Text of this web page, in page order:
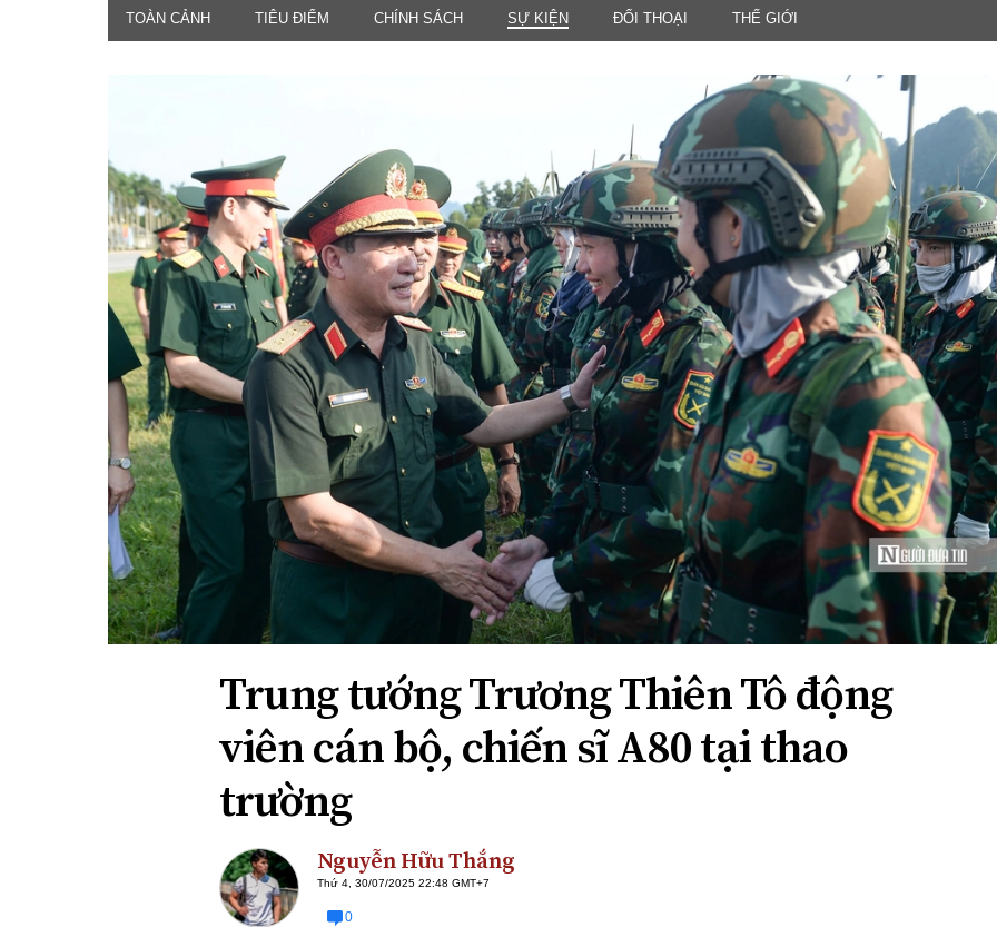
TOÀN CẢNH
Đối thoại
Thế giới
PHÁP LUẬT
Tiếng nói công dân
An ninh - Hình sự
KINH TẾ
Tài chính - Ngân
hàng
Kinh tế vĩ mô
Hồ sơ doanh
nghiệp
Xu hướng thị
trường
Tiêu dùng và dư
luận
Công nghệ
Văn hoá
Môi
Giao
ĐA CHIỀU
Quan điểm
Xi nhan Trái Phải
Bạn đọc viết
INFOCUS
TOÀN CẢNH TIÊU ĐIỂM CHÍNH SÁCH SỰ KIỆN ĐỐI THOẠI THẾ GIỚI
Trung tướng Trương Thiên Tô động
viên cán bộ, chiến sĩ A80 tại thao
trường
Nguyễn Hữu Thắng
Thứ 4, 30/07/2025 22:48 GMT+7
0